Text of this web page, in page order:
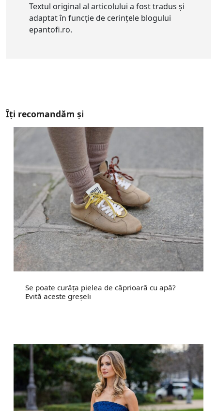
Textul original al articolului a fost tradus și
adaptat în funcție de cerințele blogului
epantofi.ro.
Îți recomandăm și
Se poate curăța pielea de căprioară cu apă?
Evită aceste greșeli